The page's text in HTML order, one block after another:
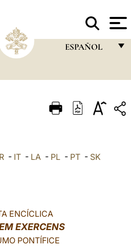
ESPAÑOL
ITALIANO
中文
- IT- LA- PL- PT- SK
ENCÍCLICA
EXERCENS
PONTÍFICE